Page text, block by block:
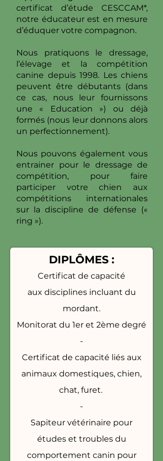
certificat d’étude CESCCAM*,
notre éducateur est en mesure
d’éduquer votre compagnon.
Nous pratiquons le dressage,
l’élevage et la compétition
canine depuis 1998. Les chiens
peuvent être débutants (dans
ce cas, nous leur fournissons
une « Education ») ou déjà
formés (nous leur donnons alors
un perfectionnement).
Nous pouvons également vous
entrainer pour le dressage de
compétition, pour faire
participer votre chien aux
compétitions internationales
sur la discipline de défense («
ring »).
DIPLÔMES :
Certificat de capacité
aux disciplines incluant du
mordant.
Monitorat du 1er et 2ème degré
-
Certificat de capacité liés aux
animaux domestiques, chien,
chat, furet.
-
Sapiteur vétérinaire pour
études et troubles du
comportement canin pour